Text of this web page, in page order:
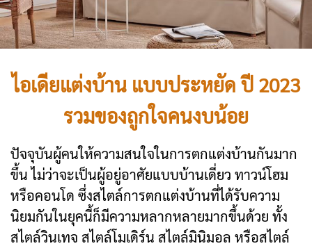
ไอเดียแต่งบ้าน แบบประหยัด ปี 2023
รวมของถูกใจคนงบน้อย
ปัจจุบันผู้คนให้ความสนใจในการตกแต่งบ้านกันมาก
ขึ้น ไม่ว่าจะเป็นผู้อยู่อาศัยแบบบ้านเดี่ยว ทาวน์โฮม
หรือคอนโด ซึ่งสไตล์การตกแต่งบ้านที่ได้รับความ
นิยมกันในยุคนี้ก็มีความหลากหลายมากขึ้นด้วย ทั้ง
สไตล์วินเทจ สไตล์โมเดิร์น สไตล์มินิมอล หรือสไตล์